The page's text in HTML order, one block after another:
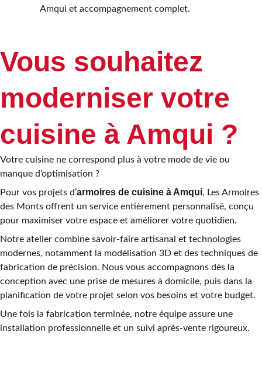
Amqui et accompagnement complet.
Vous souhaitez
moderniser votre
cuisine à Amqui ?
Votre cuisine ne correspond plus à votre mode de vie ou
manque d’optimisation ?
Pour vos projets d’armoires de cuisine à Amqui, Les Armoires
des Monts offrent un service entièrement personnalisé, conçu
pour maximiser votre espace et améliorer votre quotidien.
Notre atelier combine savoir-faire artisanal et technologies
modernes, notamment la modélisation 3D et des techniques de
fabrication de précision. Nous vous accompagnons dès la
conception avec une prise de mesures à domicile, puis dans la
planification de votre projet selon vos besoins et votre budget.
Une fois la fabrication terminée, notre équipe assure une
installation professionnelle et un suivi après-vente rigoureux.